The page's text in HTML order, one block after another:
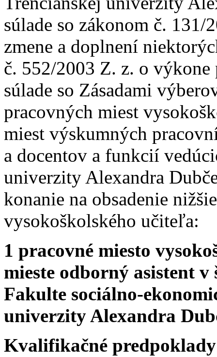
súlade so zákonom č.
zmene a doplnení
č. 552/2003 Z. z. o výkone
súlade so Zásadami
pracovných miest
miest výskumných
a docentov a funkcií
univerzity Alexandra
konanie na obsadenie
vysokoškolského učiteľa:
1 pracovné miesto
mieste odborný asistent
Fakulte sociálno-
univerzity Alexandra
Kvalifikačné